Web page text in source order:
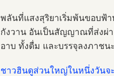
พลันที่แสงสุริยาเริ่มพ้นขอบฟ้า
กังวาน อันเป็นสัญญาณที่ส่งผ่า
อาบ ทั้งดื่ม และบรรจุลงภาช
ชาวฮินดูส่วนใหญ่ในหนึ่งวันจ